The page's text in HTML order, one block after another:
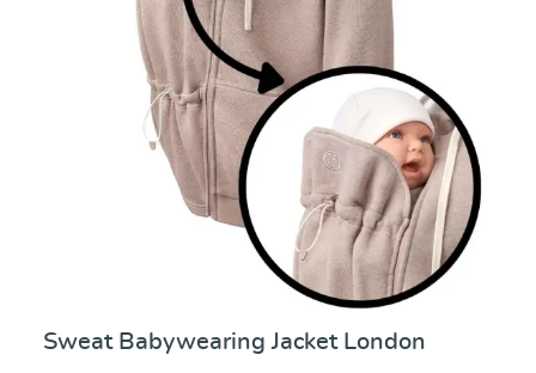
Sweat Babywearing Jacket London